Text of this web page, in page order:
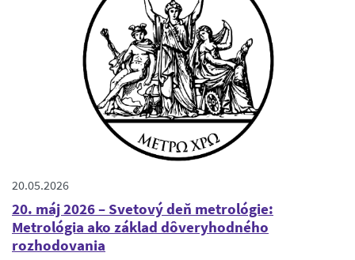
20.05.2026
20. máj 2026 – Svetový deň metrológie:
Metrológia ako základ dôveryhodného
rozhodovania